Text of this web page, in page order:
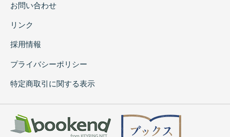
お問い合わせ
リンク
採用情報
プライバシーポリシー
特定商取引に関する表示